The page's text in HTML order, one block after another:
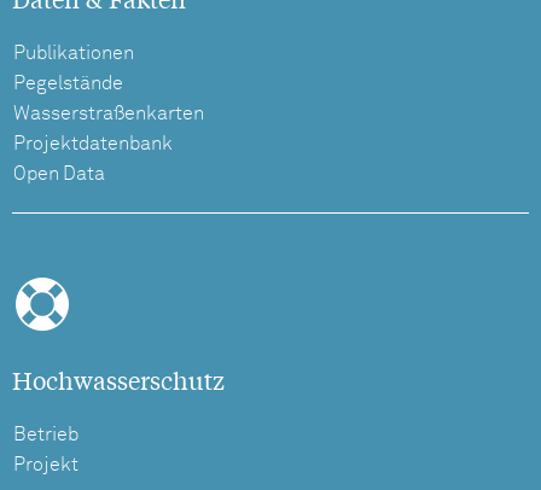
Publikationen
Pegelstände
Wasserstraßenkarten
Projektdatenbank
Open Data
Hochwasserschutz
Betrieb
Projekt